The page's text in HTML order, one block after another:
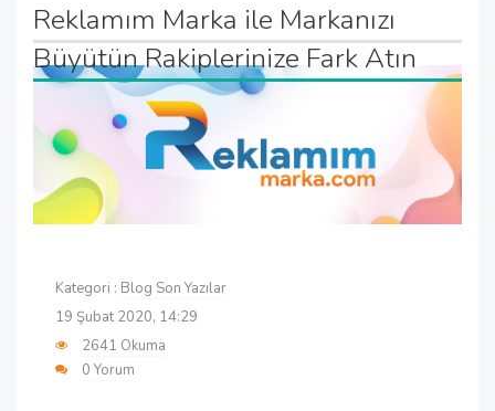
Reklamım Marka ile Markanızı
Büyütün Rakiplerinize Fark Atın
Kategori : Blog Son Yazılar
19 Şubat 2020, 14:29
2641 Okuma
0 Yorum